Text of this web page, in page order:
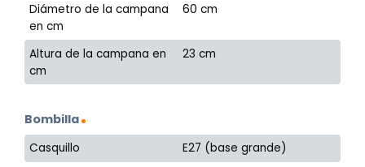
Diámetro de la campana
en cm
60 cm
Altura de la campana en
cm
23 cm
Bombilla
Casquillo E27 (base grande)